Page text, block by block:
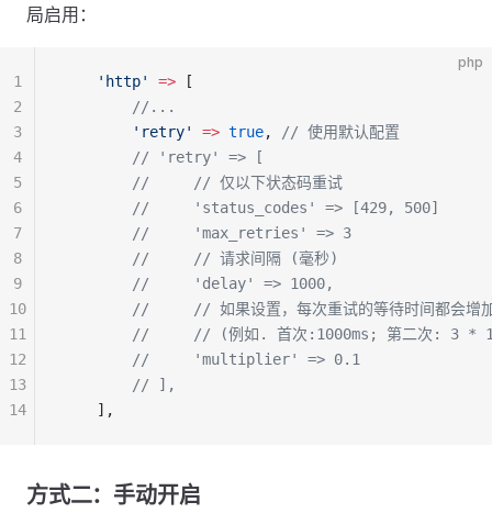
局启用：
php
    'http'
=> [
        //...
        'retry'
=> true,
// 使用默认配置
        // 'retry' => [
        //
     // 仅以下状态码重试
        //     'status_codes' => [429, 500]
        //     'max_retries' => 3
        //
     // 请求间隔 (毫秒)
        //     'delay' => 1000,
        //
// 如果设置，每次重试的等待时间都会增
        //
// (例如. 首次:1000ms; 第二次: 3 *
        //     'multiplier' => 0.1
        // ],
    ],
1
2
3
4
5
6
7
8
9
10
11
12
13
14
方式二：手动开启